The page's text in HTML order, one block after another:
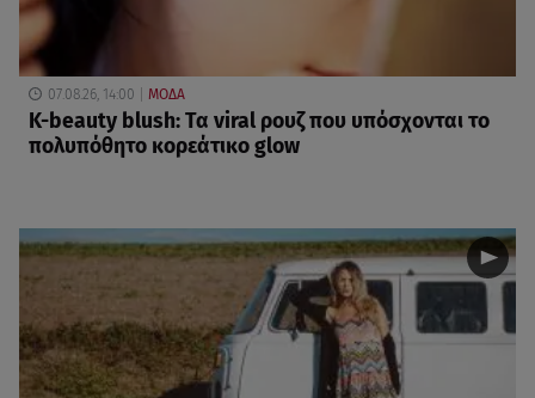
07.08.26, 14:00 ΜΟΔΑ
K-beauty blush: Τα viral ρουζ που υπόσχονται το
πολυπόθητο κορεάτικο glow